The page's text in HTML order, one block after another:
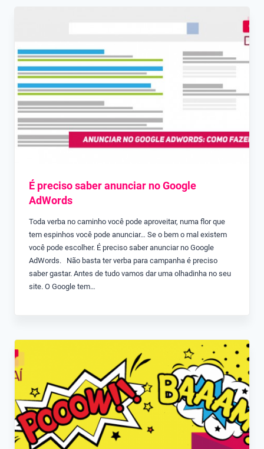
É preciso saber anunciar no Google
AdWords
Toda verba no caminho você pode aproveitar, numa flor que
tem espinhos você pode anunciar… Se o bem o mal existem
você pode escolher. É preciso saber anunciar no Google
AdWords. Não basta ter verba para campanha é preciso
saber gastar. Antes de tudo vamos dar uma olhadinha no seu
site. O Google tem…